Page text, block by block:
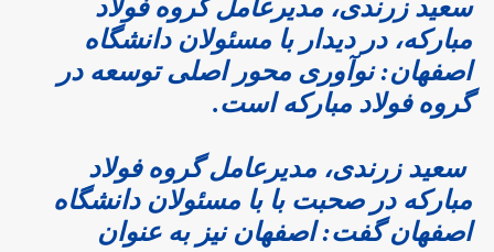
سعید زرندی، مدیرعامل گروه فولاد
مبارکه، در دیدار با مسئولان دانشگاه
اصفهان: نوآوری محور اصلی توسعه در
گروه فولاد مبارکه است.
سعید زرندی، مدیرعامل گروه فولاد
مبارکه در صحبت با با مسئولان دانشگاه
اصفهان گفت: اصفهان نیز به عنوان